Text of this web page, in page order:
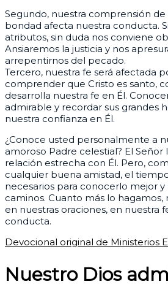
Segundo, nuestra comprensión de
bondad afecta nuestra conducta.
atributos, sin duda nos conviene
Ansiaremos la justicia y nos
arrepentirnos del pecado.
Tercero, nuestra fe será afectada
comprender que Cristo es santo,
desarrolla nuestra fe en Él.
admirable y recordar sus grandes
nuestra confianza en Él.
¿Conoce usted personalmente a
amoroso Padre celestial? El Señor
relación estrecha con Él. Pero,
cualquier buena amistad, el
necesarios para conocerlo mejor
caminos. Cuanto más lo
en nuestras oraciones, en nuestra
conducta.
Devocional original de Ministerios
Nuestro Dios